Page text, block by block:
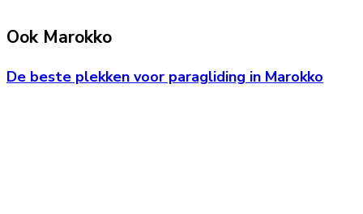
Ook Marokko
De beste plekken voor paragliding in Marokko